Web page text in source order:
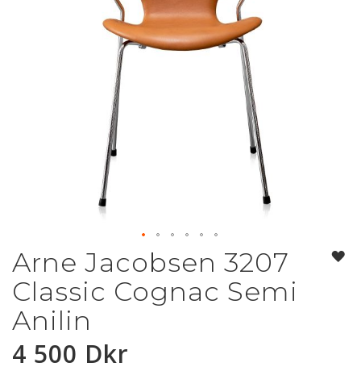
Hoppa
till
början
av
bildgalleriet
Arne Jacobsen 3207
Classic Cognac Semi
Anilin
4 500 Dkr